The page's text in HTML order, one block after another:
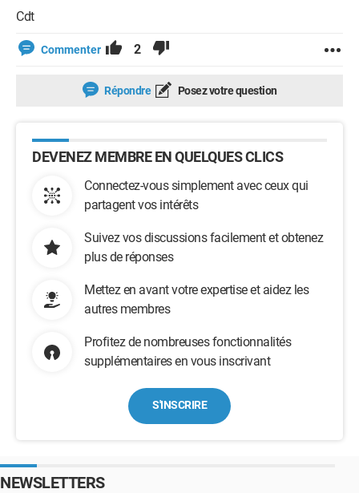
Cdt
Commenter 2
Répondre Posez votre question
DEVENEZ MEMBRE EN QUELQUES CLICS
Connectez-vous simplement avec ceux qui
partagent vos intérêts
Suivez vos discussions facilement et obtenez
plus de réponses
Mettez en avant votre expertise et aidez les
autres membres
Profitez de nombreuses fonctionnalités
supplémentaires en vous inscrivant
S'INSCRIRE
NEWSLETTERS